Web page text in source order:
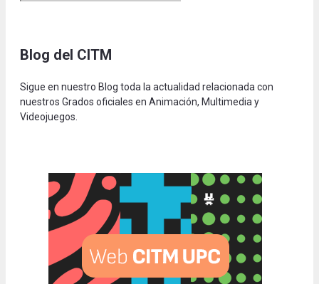
Blog del CITM
Sigue en nuestro Blog toda la actualidad relacionada con
nuestros Grados oficiales en Animación, Multimedia y
Videojuegos.